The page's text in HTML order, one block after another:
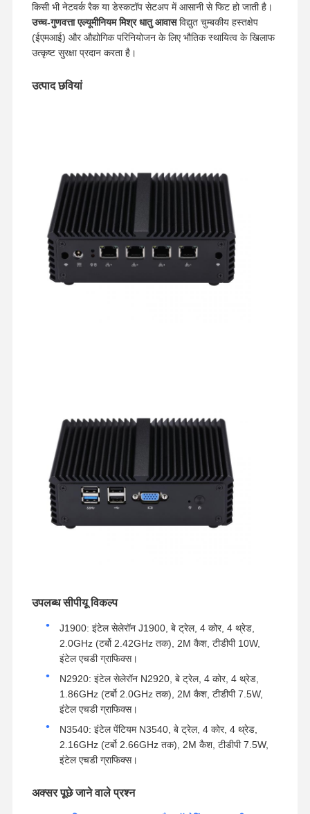
किसी भी नेटवर्क रैक या डेस्कटॉप सेटअप में आसानी से फिट हो जाती है।
उच्च-गुणवत्ता एल्यूमीनियम मिश्र धातु आवासविद्युत चुम्बकीय हस्तक्षेप
(ईएमआई) और औद्योगिक परिनियोजन के लिए भौतिक स्थायित्व के खिलाफ
उत्कृष्ट सुरक्षा प्रदान करता है।
उत्पाद छवियां
उपलब्ध सीपीयू विकल्प
J1900: इंटेल सेलेरॉन J1900, बे ट्रेल, 4 कोर, 4 थ्रेड,
2.0GHz (टर्बो 2.42GHz तक), 2M कैश, टीडीपी 10W,
इंटेल एचडी ग्राफिक्स।
N2920: इंटेल सेलेरॉन N2920, बे ट्रेल, 4 कोर, 4 थ्रेड,
1.86GHz (टर्बो 2.0GHz तक), 2M कैश, टीडीपी 7.5W,
इंटेल एचडी ग्राफिक्स।
N3540: इंटेल पेंटियम N3540, बे ट्रेल, 4 कोर, 4 थ्रेड,
2.16GHz (टर्बो 2.66GHz तक), 2M कैश, टीडीपी 7.5W,
इंटेल एचडी ग्राफिक्स।
अक्सर पूछे जाने वाले प्रश्न